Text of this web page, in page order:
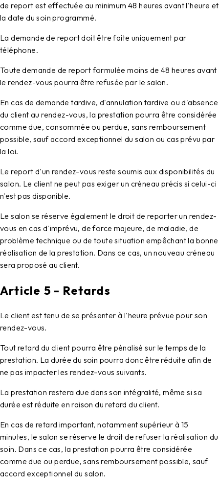
de report est effectuée au minimum 48 heures avant l'heure et
la date du soin programmé.
La demande de report doit être faite uniquement par
téléphone.
Toute demande de report formulée moins de 48 heures avant
le rendez-vous pourra être refusée par le salon.
En cas de demande tardive, d'annulation tardive ou d'absence
du client au rendez-vous, la prestation pourra être considérée
comme due, consommée ou perdue, sans remboursement
possible, sauf accord exceptionnel du salon ou cas prévu par
la loi.
Le report d'un rendez-vous reste soumis aux disponibilités du
salon. Le client ne peut pas exiger un créneau précis si celui-ci
n'est pas disponible.
Le salon se réserve également le droit de reporter un rendez-
vous en cas d'imprévu, de force majeure, de maladie, de
problème technique ou de toute situation empêchant la bonne
réalisation de la prestation. Dans ce cas, un nouveau créneau
sera proposé au client.
Article 5 - Retards
Le client est tenu de se présenter à l'heure prévue pour son
rendez-vous.
Tout retard du client pourra être pénalisé sur le temps de la
prestation. La durée du soin pourra donc être réduite afin de
ne pas impacter les rendez-vous suivants.
La prestation restera due dans son intégralité, même si sa
durée est réduite en raison du retard du client.
En cas de retard important, notamment supérieur à 15
minutes, le salon se réserve le droit de refuser la réalisation du
soin. Dans ce cas, la prestation pourra être considérée
comme due ou perdue, sans remboursement possible, sauf
accord exceptionnel du salon.